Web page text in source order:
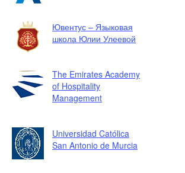
Ювентус – Языковая
школа Юлии Улеевой
The Emirates Academy
of Hospitality
Management
Universidad Católica
San Antonio de Murcia